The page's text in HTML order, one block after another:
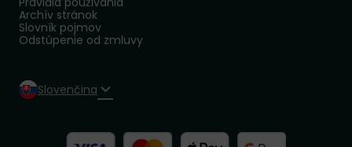
Archív stránok
Slovník pojmov
Odstúpenie od zmluvy
Slovenčina